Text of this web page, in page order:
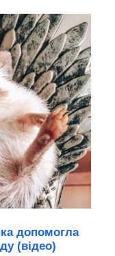
допомогла
(відео)